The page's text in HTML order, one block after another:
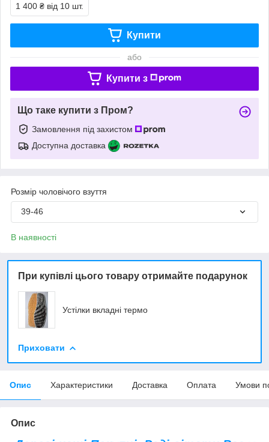
1 400 ₴ від 10 шт.
Купити
або
Купити з
Що таке купити з Пром?
Замовлення під захистом
Доступна доставка
Розмір чоловічого взуття
39-46
В наявності
При купівлі цього товару отримайте подарунок
Устілки вкладні термо
Приховати
Опис Характеристики Доставка Оплата Умови
Опис